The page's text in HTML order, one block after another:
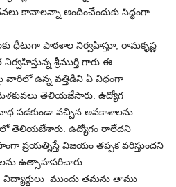
కావాలన్నా అందించేందుకు సిద్ధంగా
ధీటుగా పాఠశాల నిర్వహిస్తూ, రామకృష్ణ
శ్రీముర్తి గారు ఈ
వారిలో ఉన్న వత్తిడిని ఏ విధంగా
తెలియజేసారు. ఉద్యోగ
వచ్చిన అవకాశాలను
తెలియజేశారు. ఉద్యోగం రాలేదని
ప్రయత్నిస్తే విజయం తప్పక వరిస్తుందని
ఉత్సాహపరిచారు.
విద్యార్థులు ముందు తమను తాము